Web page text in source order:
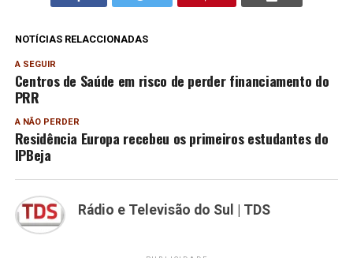
NOTÍCIAS RELACCIONADAS
A SEGUIR
Centros de Saúde em risco de perder financiamento do
PRR
A NÃO PERDER
Residência Europa recebeu os primeiros estudantes do
IPBeja
Rádio e Televisão do Sul | TDS